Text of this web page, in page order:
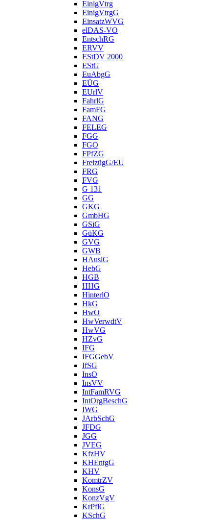
EinigVtrg
EinigVtrgG
EinsatzWVG
elDAS-VO
EntschRG
ERVV
EStDV 2000
EStG
EuAbgG
EÜG
EUrlV
FahrlG
FamFG
FANG
FELEG
FGG
FGO
FPfZG
FreizügG/EU
FRG
FVG
G 131
GG
GKG
GmbHG
GSiG
GüKG
GVG
GWB
HAuslG
HebG
HGB
HHG
HinterlO
HkG
HwO
HwVerwdtV
HwVG
HZvG
IFG
IFGGebV
IfSG
InsO
InsVV
IntFamRVG
IntOrgBeschG
IWG
JArbSchG
JFDG
JGG
JVEG
KfzHV
KHEntgG
KHV
KomtrZV
KonsG
KonzVgV
KrPflG
KSchG